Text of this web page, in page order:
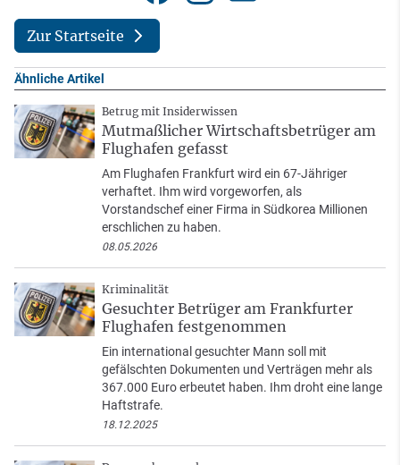
Zur Startseite
Ähnliche Artikel
Betrug mit Insiderwissen
Mutmaßlicher Wirtschaftsbetrüger am
Flughafen gefasst
Am Flughafen Frankfurt wird ein 67-Jähriger
verhaftet. Ihm wird vorgeworfen, als
Vorstandschef einer Firma in Südkorea Millionen
erschlichen zu haben.
08.05.2026
Kriminalität
Gesuchter Betrüger am Frankfurter
Flughafen festgenommen
Ein international gesuchter Mann soll mit
gefälschten Dokumenten und Verträgen mehr als
367.000 Euro erbeutet haben. Ihm droht eine lange
Haftstrafe.
18.12.2025